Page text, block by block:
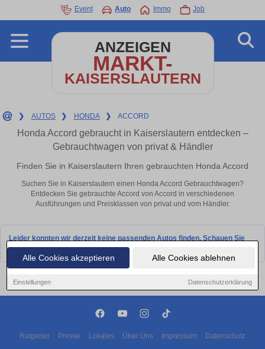
Alle Cookies akzeptieren Alle Cookies ablehnen
Einstellungen Datenschutzerklärung
Event Auto Immo Job
ANZEIGEN
MARKT-
KAISERSLAUTERN
❯ AUTOS ❯ HONDA ❯ ACCORD
Honda Accord gebraucht in Kaiserslautern entdecken –
Gebrauchtwagen von privat & Händler
Finden Sie in Kaiserslautern Ihren gebrauchten Honda Accord
Suchen Sie in Kaiserslautern einen Honda Accord Gebrauchtwagen?
Entdecken Sie gebrauchte Accord von Accord in verschiedenen
Ausführungen und Preisklassen von privat und vom Händler.
Leider konnten wir derzeit keine passenden Autos finden. Schauen Sie
bald wieder vorbei!
Ratgeber Presse Lokales Über Uns Impressum Datenschutz